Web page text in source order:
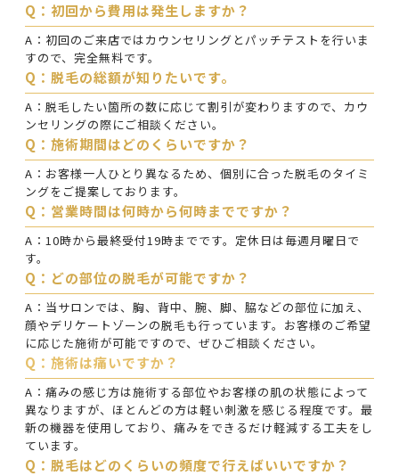
Q：初回から費用は発生しますか？
A：初回のご来店ではカウンセリングとパッチテストを行いま
すので、完全無料です。
Q：脱毛の総額が知りたいです。
A：脱毛したい箇所の数に応じて割引が変わりますので、カウ
ンセリングの際にご相談ください。
Q：施術期間はどのくらいですか？
A：お客様一人ひとり異なるため、個別に合った脱毛のタイミ
ングをご提案しております。
Q：営業時間は何時から何時までですか？
A：10時から最終受付19時までです。定休日は毎週月曜日で
す。
Q：どの部位の脱毛が可能ですか？
A：当サロンでは、胸、背中、腕、脚、脇などの部位に加え、
顔やデリケートゾーンの脱毛も行っています。お客様のご希望
に応じた施術が可能ですので、ぜひご相談ください。
Q：施術は痛いですか？
A：痛みの感じ方は施術する部位やお客様の肌の状態によって
異なりますが、ほとんどの方は軽い刺激を感じる程度です。最
新の機器を使用しており、痛みをできるだけ軽減する工夫をし
ています。
Q：脱毛はどのくらいの頻度で行えばいいですか？